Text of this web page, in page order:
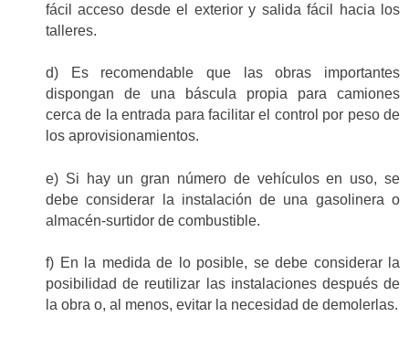
fácil acceso desde el exterior y salida fácil hacia los
talleres.
d) Es recomendable que las obras importantes
dispongan de una báscula propia para camiones
cerca de la entrada para facilitar el control por peso de
los aprovisionamientos.
e) Si hay un gran número de vehículos en uso, se
debe considerar la instalación de una gasolinera o
almacén-surtidor de combustible.
f) En la medida de lo posible, se debe considerar la
posibilidad de reutilizar las instalaciones después de
la obra o, al menos, evitar la necesidad de demolerlas.